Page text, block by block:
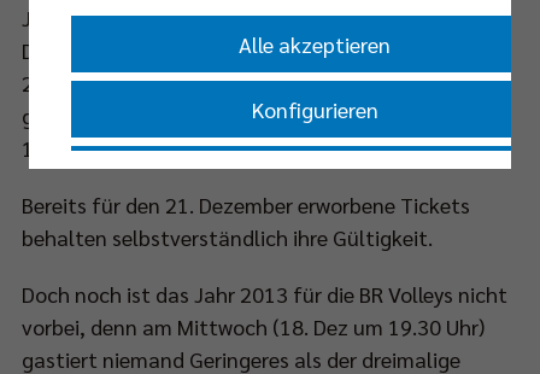
Jahr verlegt.
Der Finaleinzug im DVV-Pokal (Endspiel am 2. März
2014) gibt nun Gewissheit, dass der Nachholtermin
gegen CV Mitteldeutschland der 5. März (Mittwoch,
19.30 Uhr, Max-Schmeling-Halle) ist.
Bereits für den 21. Dezember erworbene Tickets
behalten selbstverständlich ihre Gültigkeit.
Doch noch ist das Jahr 2013 für die BR Volleys nicht
vorbei, denn am Mittwoch (18. Dez um 19.30 Uhr)
gastiert niemand Geringeres als der dreimalige
Alle akzeptieren
Konfigurieren
Nur essenzielle Cookies akzeptieren
Impressum|Datenschutzerklärung